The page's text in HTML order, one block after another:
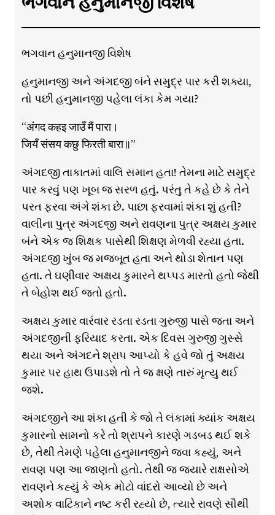
ભગવાન હનુમાનજી વિશેષ
હનુમાનજી અને અંગદજી બંને સમુદ્ર પાર કરી શક્યા,
તો પછી હનુમાનજી પહેલા લંકા કેમ ગયા?
“अंगद कहइ जाउँ मैं पारा।
जियँ संसय कछु फिरती बारा॥”
અંગદજી તાકાતમાં વાલિ સમાન હતા! તેમના માટે સમુદ્ર
પાર કરવું પણ ખૂબ જ સરળ હતું. પરંતુ તે કહે છે કે તેને
પરત ફરવા અંગે શંકા છે. પાછા ફરવામાં શંકા શું હતી?
વાલીના પુત્ર અંગદજી અને રાવણના પુત્ર અક્ષય કુમાર
બંને એક જ શિક્ષક પાસેથી શિક્ષણ મેળવી રહ્યા હતા.
અંગદજી ખુંબ જ મજબૂત હતા અને થોડા શેતાન પણ
હતા. તે ઘણીવાર અક્ષય કુમારને થપ્પડ મારતો હતો જેથી
તે બેહોશ થઈ જતો હતો.
અક્ષય કુમાર વારંવાર રડતા રડતા ગુરુજી પાસે જતા અને
અંગદજીની ફરિયાદ કરતા. એક દિવસ ગુરુજી ગુસ્સે
થયા અને અંગદને શ્રાપ આપ્યો કે હવે જો તું અક્ષય
કુમાર પર હાથ ઉપાડશે તો તે જ ક્ષણે તારું મૃત્યુ થઈ
જશે.
અંગદજીને આ શંકા હતી કે જો તે લંકામાં ક્યાંક અક્ષય
કુમારનો સામનો કરે તો શ્રાપને કારણે ગડબડ થઈ શકે
છે, તેથી તેમણે પહેલા હનુમાનજીને જવા કહ્યું, અને
રાવણ પણ આ જાણતો હતો. તેથી જ જ્યારે રાક્ષસોએ
રાવણને કહ્યું કે એક મોટો વાંદરો આવ્યો છે અને
અશોક વાટિકાને નષ્ટ કરી રહ્યો છે, ત્યારે રાવણે સૌથી